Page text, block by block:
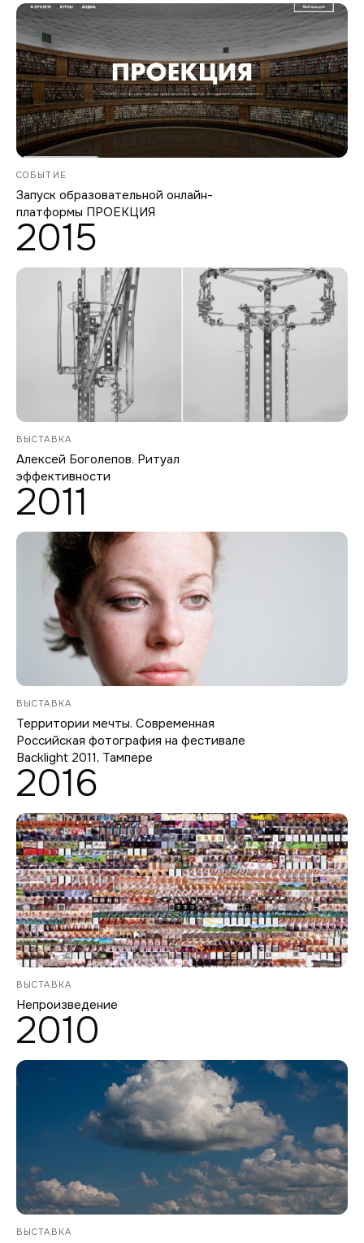
СОБЫТИЕ
Запуск образовательной онлайн-
платформы ПРОЕКЦИЯ
2015
ВЫСТАВКА
Алексей Боголепов. Ритуал
эффективности
2011
ВЫСТАВКА
Территории мечты. Современная
Российская фотография на фестивале
Backlight 2011, Тампере
2016
ВЫСТАВКА
Непроизведение
2010
ВЫСТАВКА